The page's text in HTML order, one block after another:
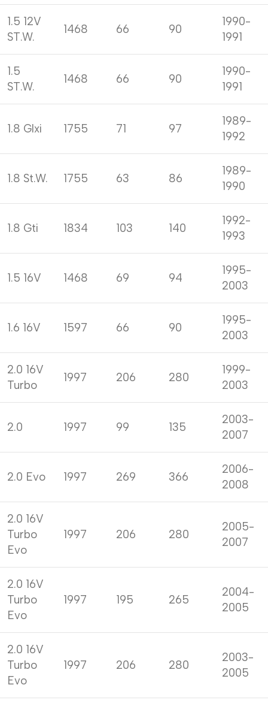
1.5 12V
ST.W.
1468 66 90
1990-
1991
1.5
ST.W.
1468 66 90
1990-
1991
1.8 Glxi 1755 71 97
1989-
1992
1.8 St.W. 1755 63 86
1989-
1990
1.8 Gti 1834 103 140
1992-
1993
1.5 16V 1468 69 94
1995-
2003
1.6 16V 1597 66 90
1995-
2003
2.0 16V
Turbo
1997 206 280
1999-
2003
2.0 1997 99 135
2003-
2007
2.0 Evo 1997 269 366
2006-
2008
2.0 16V
Turbo
Evo
1997 206 280
2005-
2007
2.0 16V
Turbo
Evo
1997 195 265
2004-
2005
2.0 16V
Turbo
Evo
1997 206 280
2003-
2005